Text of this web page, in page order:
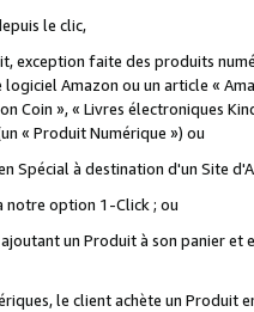
le clic,
faite des produits
Amazon ou un article «
Coin », « Livres électroniques
« Produit Numérique ») ou
Spécial à destination d'un Site
option 1-Click ; ou
un Produit à son panier et
le client achète un Produit